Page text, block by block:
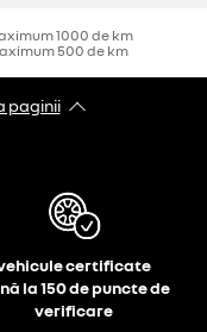
1000 de km
500 de km
paginii
certificate
la 150 de puncte de
verificare